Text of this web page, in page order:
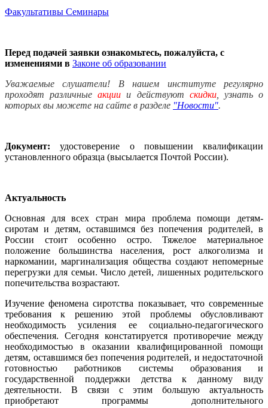
Факультативы Семинары
Перед подачей заявки ознакомьтесь, пожалуйста, с
изменениями в Законе об образовании
Уважаемые слушатели! В нашем институте регулярно
проходят различныеакции и действуют скидки, узнать о
которых вы можете на сайте в разделе "Новости".
Документ: удостоверение о повышении квалификации
установленного образца (высылается Почтой России).
Актуальность
Основная для всех стран мира проблема помощи детям-
сиротам и детям, оставшимся без попечения родителей, в
России стоит особенно остро. Тяжелое материальное
положение большинства населения, рост алкоголизма и
наркомании, маргинализация общества создают непомерные
перегрузки для семьи. Число детей, лишенных родительского
попечительства возрастают.
Изучение феномена сиротства показывает, что современные
требования к решению этой проблемы обусловливают
необходимость усиления ее социально-педагогического
обеспечения. Сегодня констатируется противоречие между
необходимостью в оказании квалифицированной помощи
детям, оставшимся без попечения родителей, и недостаточной
готовностью работников системы образования и
государственной поддержки детства к данному виду
деятельности. В связи с этим большую актуальность
приобретают программы дополнительного